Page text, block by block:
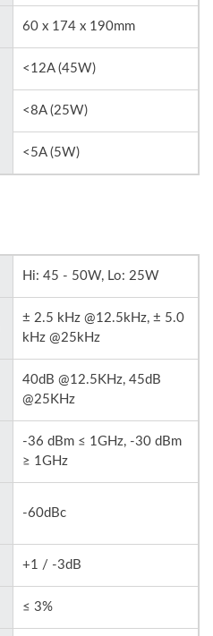
60 x 174 x 190mm
<12A (45W)
<8A (25W)
<5A (5W)
Hi: 45 - 50W, Lo: 25W
± 2.5 kHz @12.5kHz, ± 5.0
kHz @25kHz
40dB @12.5KHz, 45dB
@25KHz
-36 dBm ≤ 1GHz, -30 dBm
≥ 1GHz
-60dBc
+1 / -3dB
≤ 3%